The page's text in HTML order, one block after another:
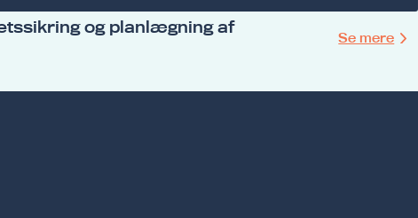
og planlægning af
Se mere